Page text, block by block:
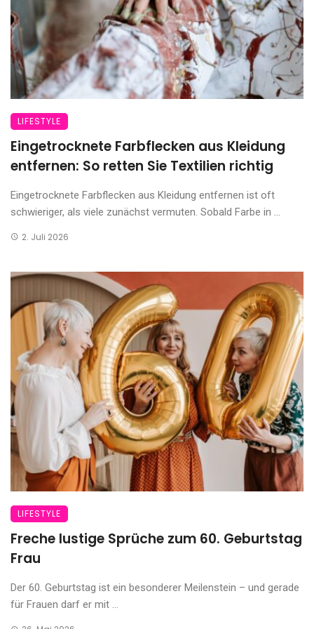
LIFESTYLE
Eingetrocknete Farbflecken aus Kleidung
entfernen: So retten Sie Textilien richtig
Eingetrocknete Farbflecken aus Kleidung entfernen ist oft
schwieriger, als viele zunächst vermuten. Sobald Farbe in ...
2. Juli 2026
LIFESTYLE
Freche lustige Sprüche zum 60. Geburtstag
Frau
Der 60. Geburtstag ist ein besonderer Meilenstein – und gerade
für Frauen darf er mit ...